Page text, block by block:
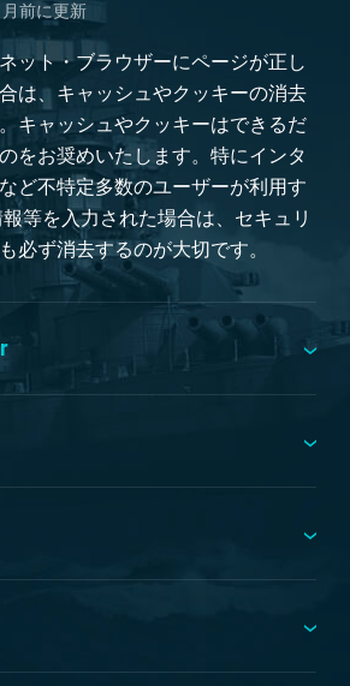
前に更新
ット・ブラウザーにページが正し
は、キャッシュやクッキーの消去
キャッシュやクッキーはできるだ
をお奨めいたします。特にインタ
ど不特定多数のユーザーが利用す
等を入力された場合は、セキュリ
必ず消去するのが大切です。